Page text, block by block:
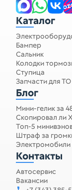
Каталог
Бампер
Сальник
Колодки
Ступица
Запчасти для ТО
Блог
Мини-гелик за
Скопировал ли
Топ-5
Штраф за
Электромобили
Контакты
Автосервис
Вакансии